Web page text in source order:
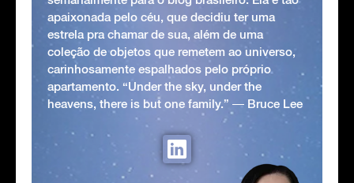
apaixonada pelo céu, que decidiu ter uma
estrela pra chamar de sua, além de uma
coleção de objetos que remetem ao universo,
carinhosamente espalhados pelo próprio
apartamento. “Under the sky, under the
heavens, there is but one family.” ― Bruce Lee